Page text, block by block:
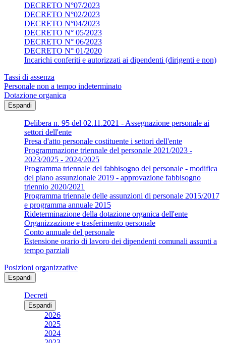
DECRETO N°07/2023
DECRETO N°02/2023
DECRETO N°04/2023
DECRETO N° 05/2023
DECRETO N° 06/2023
DECRETO N° 01/2020
Incarichi conferiti e autorizzati ai dipendenti (dirigenti e non)
Tassi di assenza
Personale non a tempo indeterminato
Dotazione organica
Espandi
Delibera n. 95 del 02.11.2021 - Assegnazione personale ai
settori dell'ente
Presa d'atto personale costituente i settori dell'ente
Programmazione triennale del personale 2021/2023 -
2023/2025 - 2024/2025
Programma triennale del fabbisogno del personale - modifica
del piano assunzionale 2019 - approvazione fabbisogno
triennio 2020/2021
Programma triennale delle assunzioni di personale 2015/2017
e programma annuale 2015
Rideterminazione della dotazione organica dell'ente
Organizzazione e trasferimento personale
Conto annuale del personale
Estensione orario di lavoro dei dipendenti comunali assunti a
tempo parziali
Posizioni organizzative
Espandi
Decreti
Espandi
2026
2025
2024